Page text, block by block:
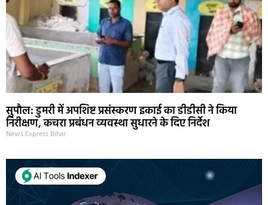
सुपौल: डुमरी में अपशिष्ट प्रसंस्करण इकाई का डीडीसी ने किया
निरीक्षण, कचरा प्रबंधन व्यवस्था सुधारने के दिए निर्देश
News Express Bihar